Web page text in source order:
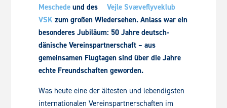
Meschedeund des
Vejle Svæveflyveklub
VSKzum großen Wiedersehen. Anlass war ein
besonderes Jubiläum: 50 Jahre deutsch-
dänische Vereinspartnerschaft – aus
gemeinsamen Flugtagen sind über die Jahre
echte Freundschaften geworden.
Was heute eine der ältesten und lebendigsten
internationalen Vereinspartnerschaften im